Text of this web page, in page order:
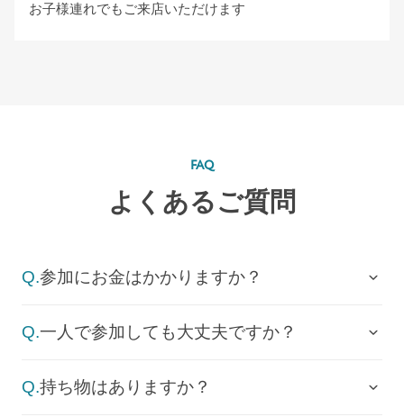
お子様連れでもご来店いただけます
FAQ
よくあるご質問
Q.参加にお金はかかりますか？
Q.一人で参加しても大丈夫ですか？
Q.持ち物はありますか？